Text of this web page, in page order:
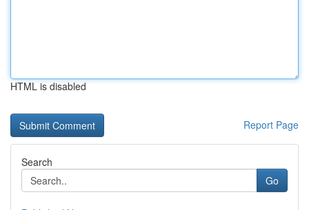
HTML is disabled
Report Page
Search
Go